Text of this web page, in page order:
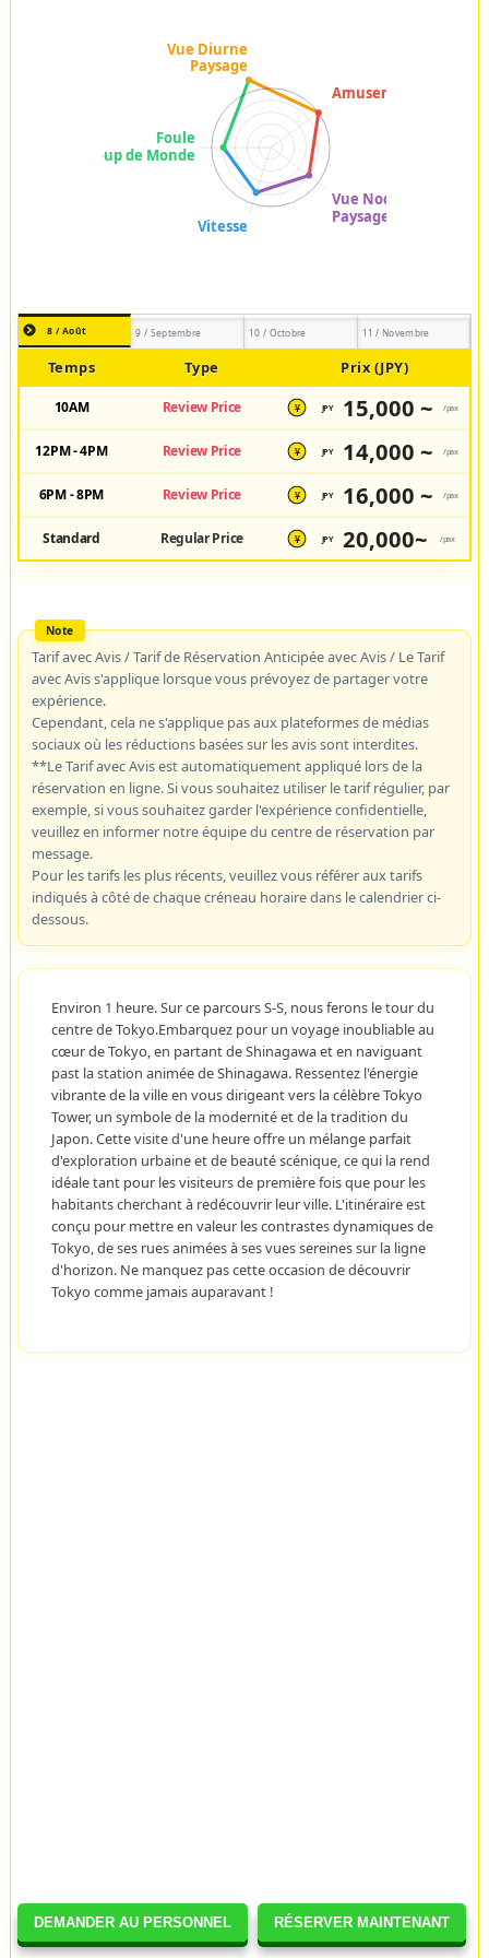
DEMANDER AU PERSONNEL RÉSERVER MAINTENANT
8 / Août 9 / Septembre 10 / Octobre 11 / Novembre
Temps Type Prix (JPY)
10AM Review Price ¥ JPY 15,000 ~ /pax
12PM - 4PM Review Price ¥ JPY 14,000 ~ /pax
6PM - 8PM Review Price ¥ JPY 16,000 ~ /pax
Standard Regular Price ¥ JPY 20,000~ /pax
Tarif avec Avis / Tarif de Réservation Anticipée avec Avis / Le Tarif
avec Avis s'applique lorsque vous prévoyez de partager votre
expérience.
Cependant, cela ne s'applique pas aux plateformes de médias
sociaux où les réductions basées sur les avis sont interdites.
**Le Tarif avec Avis est automatiquement appliqué lors de la
réservation en ligne. Si vous souhaitez utiliser le tarif régulier, par
exemple, si vous souhaitez garder l'expérience confidentielle,
veuillez en informer notre équipe du centre de réservation par
message.
Pour les tarifs les plus récents, veuillez vous référer aux tarifs
indiqués à côté de chaque créneau horaire dans le calendrier ci-
dessous.
Environ 1 heure. Sur ce parcours S-S, nous ferons le tour du
centre de Tokyo.Embarquez pour un voyage inoubliable au
cœur de Tokyo, en partant de Shinagawa et en naviguant
past la station animée de Shinagawa. Ressentez l'énergie
vibrante de la ville en vous dirigeant vers la célèbre Tokyo
Tower, un symbole de la modernité et de la tradition du
Japon. Cette visite d'une heure offre un mélange parfait
d'exploration urbaine et de beauté scénique, ce qui la rend
idéale tant pour les visiteurs de première fois que pour les
habitants cherchant à redécouvrir leur ville. L'itinéraire est
conçu pour mettre en valeur les contrastes dynamiques de
Tokyo, de ses rues animées à ses vues sereines sur la ligne
d'horizon. Ne manquez pas cette occasion de découvrir
Tokyo comme jamais auparavant !